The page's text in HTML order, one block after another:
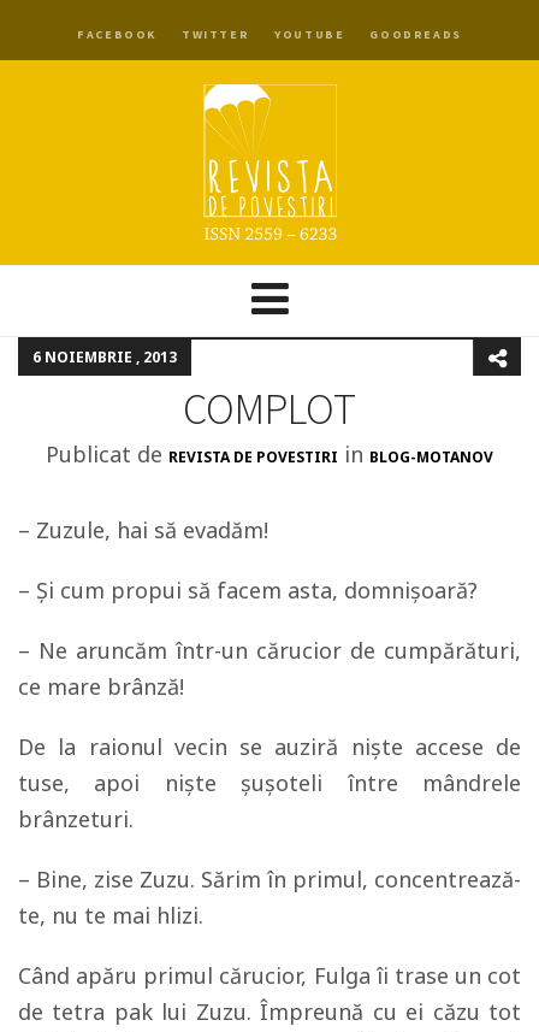
FACEBOOK TWITTER YOUTUBE GOODREADS
6 NOIEMBRIE , 2013
COMPLOT
Publicat de REVISTA DE POVESTIRI in BLOG-MOTANOV
– Zuzule, hai să evadăm!
– Și cum propui să facem asta, domnișoară?
– Ne aruncăm într-un cărucior de cumpărături,
ce mare brânză!
De la raionul vecin se auziră niște accese de
tuse, apoi niște șușoteli între mândrele
brânzeturi.
– Bine, zise Zuzu. Sărim în primul, concentrează-
te, nu te mai hlizi.
Când apăru primul cărucior, Fulga îi trase un cot
de tetra pak lui Zuzu. Împreună cu ei căzu tot